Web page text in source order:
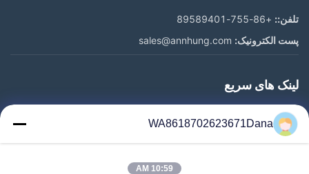
تلفن:: +86-755-89589401
پست الکترونیک:
لینک های سریع
خونه
محصولات
WA8618702623671Dana
10:59 AM